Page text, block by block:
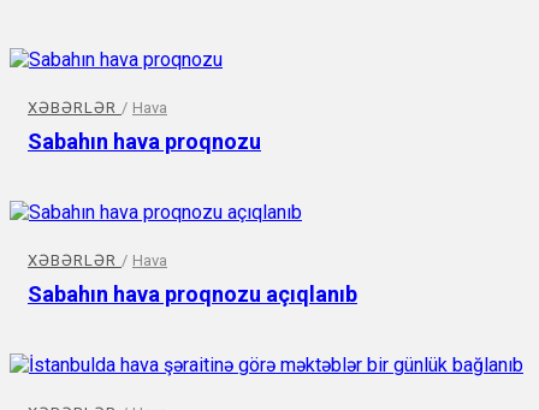
XƏBƏRLƏR / Hava
Sabahın hava proqnozu
XƏBƏRLƏR / Hava
Sabahın hava proqnozu açıqlanıb